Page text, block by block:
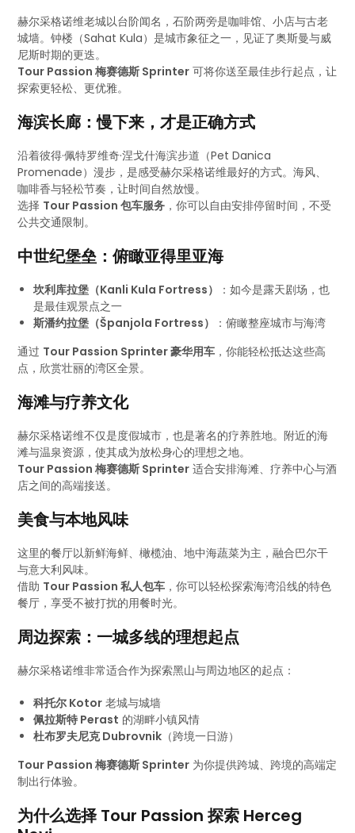
赫尔采格诺维老城以台阶闻名，石阶两旁是咖啡馆、小店与古老
城墙。钟楼（Sahat Kula）是城市象征之一，见证了奥斯曼与威
尼斯时期的更迭。
Tour Passion 梅赛德斯 Sprinter 可将你送至最佳步行起点，让
探索更轻松、更优雅。
海滨长廊：慢下来，才是正确方式
沿着彼得·佩特罗维奇·涅戈什海滨步道（Pet Danica
Promenade）漫步，是感受赫尔采格诺维最好的方式。海风、
咖啡香与轻松节奏，让时间自然放慢。
选择 Tour Passion 包车服务 ，你可以自由安排停留时间，不受
公共交通限制。
中世纪堡垒：俯瞰亚得里亚海
坎利库拉堡（Kanli Kula Fortress）
：如今是露天剧场，也
是最佳观景点之一
斯潘约拉堡（Španjola Fortress）
：俯瞰整座城市与海湾
通过 Tour Passion Sprinter 豪华用车 ，你能轻松抵达这些高
点，欣赏壮丽的湾区全景。
海滩与疗养文化
赫尔采格诺维不仅是度假城市，也是著名的疗养胜地。附近的海
滩与温泉资源，使其成为放松身心的理想之地。
Tour Passion 梅赛德斯 Sprinter 适合安排海滩、疗养中心与酒
店之间的高端接送。
美食与本地风味
这里的餐厅以新鲜海鲜、橄榄油、地中海蔬菜为主，融合巴尔干
与意大利风味。
借助 Tour Passion 私人包车 ，你可以轻松探索海湾沿线的特色
餐厅，享受不被打扰的用餐时光。
周边探索：一城多线的理想起点
赫尔采格诺维非常适合作为探索黑山与周边地区的起点：
科托尔 Kotor 老城与城墙
佩拉斯特 Perast 的湖畔小镇风情
杜布罗夫尼克 Dubrovnik （跨境一日游）
Tour Passion 梅赛德斯 Sprinter 为你提供跨城、跨境的高端定
制出行体验。
为什么选择 Tour Passion 探索 Herceg